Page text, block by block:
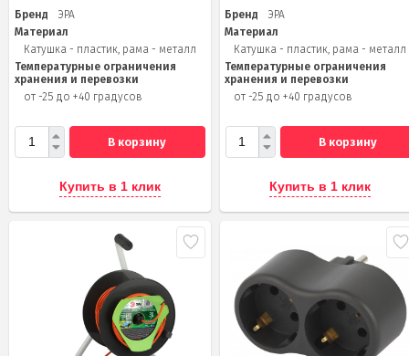
Бренд
ЭРА
Материал
Катушка - пластик, рама - металл
Температурные ограничения
хранения и перевозки
от -25 до +40 градусов
В корзину
Купить в 1 клик
Бренд
ЭРА
Материал
Катушка - пластик, рама - металл
Температурные ограничения
хранения и перевозки
от -25 до +40 градусов
В корзину
Купить в 1 клик